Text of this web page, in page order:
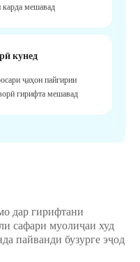
мешавад
кунед
ҷаҳон пайгирии
гирифта мешавад
дар гирифтани
сафари муолиҷаи худ
пайванди бузурге эҷод